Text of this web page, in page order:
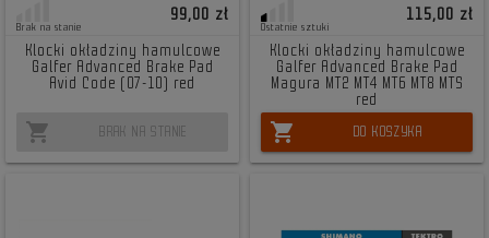
Brak na stanie
99,00 zł
Klocki okładziny hamulcowe
Galfer Advanced Brake Pad
Avid Code (07-10) red
shopping_cart BRAK NA STANIE
Ostatnie sztuki
115,00 zł
Klocki okładziny hamulcowe
Galfer Advanced Brake Pad
Magura MT2 MT4 MT6 MT8 MTS
red
shopping_cart DO KOSZYKA